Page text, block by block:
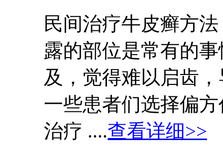
民间治疗牛皮癣方
露的部位是常有的
及，觉得难以启齿
一些患者们选择偏
治疗 ....查看详细>>